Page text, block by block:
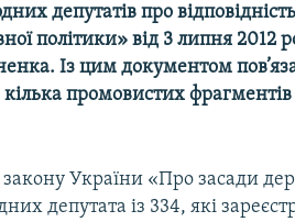
депутатів про
політики» від 3 липня 2012
Із цим документом
промовистих
України «Про засади
депутата із 334, які